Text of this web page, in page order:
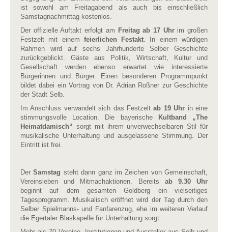
ist sowohl am Freitagabend als auch bis einschließlich
Samstagnachmittag kostenlos.
Der offizielle Auftakt erfolgt am Freitag ab 17 Uhrim großen
Festzelt mit einem feierlichen Festakt . In einem würdigen
Rahmen wird auf sechs Jahrhunderte Selber Geschichte
zurückgeblickt. Gäste aus Politik, Wirtschaft, Kultur und
Gesellschaft werden ebenso erwartet wie interessierte
Bürgerinnen und Bürger. Einen besonderen Programmpunkt
bildet dabei ein Vortrag von Dr. Adrian Roßner zur Geschichte
der Stadt Selb.
Im Anschluss verwandelt sich das Festzeltab 19 Uhr in eine
stimmungsvolle Location. Die bayerische Kultband „The
Heimatdamisch“ sorgt mit ihrem unverwechselbaren Stil für
musikalische Unterhaltung und ausgelassene Stimmung. Der
Eintritt ist frei.
DerSamstag steht dann ganz im Zeichen von Gemeinschaft,
Vereinsleben und Mitmachaktionen. Bereits ab 9.30 Uhr
beginnt auf dem gesamten Goldberg ein vielseitiges
Tagesprogramm. Musikalisch eröffnet wird der Tag durch den
Selber Spielmanns- und Fanfarenzug, ehe im weiteren Verlauf
die Egertaler Blaskapelle für Unterhaltung sorgt.